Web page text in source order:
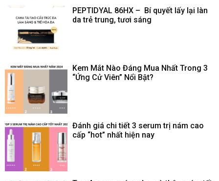
PEPTIDYAL 86HX – Bí quyết lấy lại làn
da trẻ trung, tươi sáng
Kem Mắt Nào Đáng Mua Nhất Trong 3
“Ứng Cử Viên” Nổi Bật?
Đánh giá chi tiết 3 serum trị nám cao
cấp “hot” nhất hiện nay